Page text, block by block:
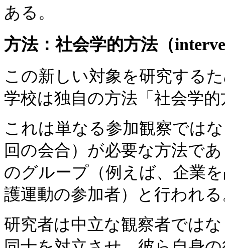
ある。
方法：社会学的方法（
この新しい対象を研究する
学校は独自の方法「社会学
これは単なる参加観察では
回の会合）が必要な方法で
のグループ（例えば、企業
護運動の参加者）と行われ
研究者は中立な観察者では